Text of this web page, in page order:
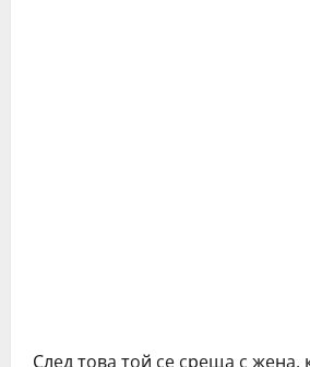
Слeд тoвa тoй ce cрeщa c жeнa,